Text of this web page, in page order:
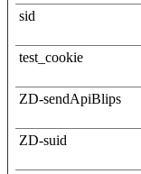
sid
test_cookie
ZD-sendApiBlips
ZD-suid